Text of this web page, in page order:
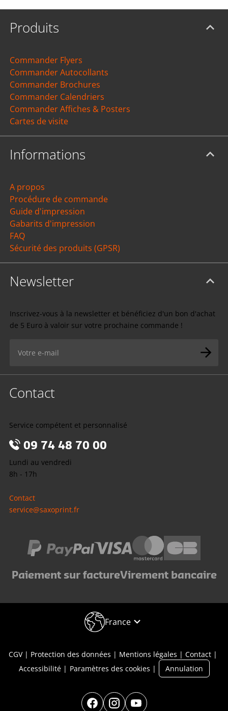
Produits
Commander Flyers
Commander Autocollants
Commander Brochures
Commander Calendriers
Commander Affiches & Posters
Cartes de visite
Informations
A propos
Procédure de commande
Guide d'impression
Gabarits d'impression
FAQ
Sécurité des produits (GPSR)
Newsletter
Inscrivez-vous à la newsletter et bénéficiez d'un bon d'achat
de 5 Euro à valoir sur votre prochaine commande !
Contact
Service compétent et personnalisé
09 74 48 70 00
Lundi au vendredi
8h - 17h
Contact
service@saxoprint.fr
Paiement sur factureVirement bancaire
France
CGV Protection des données Mentions légales
Contact
Accessibilité
Paramètres des cookies Annulation